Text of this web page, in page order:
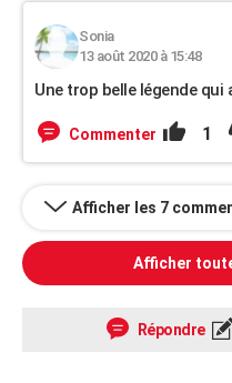
Sonia
13 août 2020 à 15:48
Une trop belle légende
Commenter 1
Afficher les 7
Afficher
Répondre